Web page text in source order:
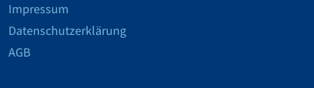
Impressum
Datenschutzerklärung
AGB